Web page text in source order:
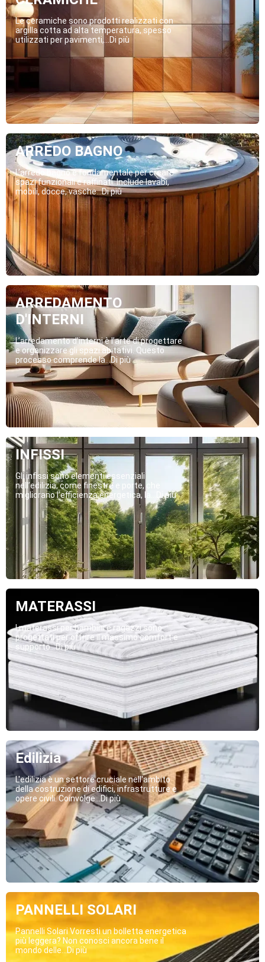
Le ceramiche sono prodotti realizzati con
argilla cotta ad alta temperatura, spesso
utilizzati per pavimenti,...Di più
ARREDO BAGNO
L’arredo bagno è fondamentale per creare
spazi funzionali e raffinati. Include lavabi,
mobili, docce, vasche...Di più
ARREDAMENTO
D'INTERNI
L’arredamento d’interni è l’arte di progettare
e organizzare gli spazi abitativi. Questo
processo comprende la...Di più
INFISSI
Gli infissi sono elementi essenziali
nell’edilizia, come finestre e porte, che
migliorano l’efficienza energetica, la...Di più
MATERASSI
I materassi per bambini e ragazzi sono
progettati per offrire il massimo comfort e
supporto...Di più
Edilizia
L'edilizia è un settore cruciale nell'ambito
della costruzione di edifici, infrastrutture e
opere civili. Coinvolge...Di più
PANNELLI SOLARI
Pannelli Solari Vorresti un bolletta energetica
più leggera? Non conosci ancora bene il
mondo delle...Di più